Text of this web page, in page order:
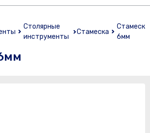
Столярные
инструменты
Стамеска
Стамеска
6мм